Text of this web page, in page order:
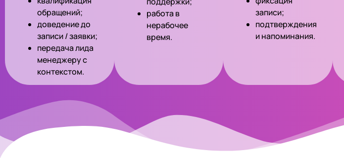
обращений;
доведение до
записи / заявки;
передача лида
менеджеру с
контекстом.
работа в
нерабочее
время.
записи;
подтверждения
и напоминания.